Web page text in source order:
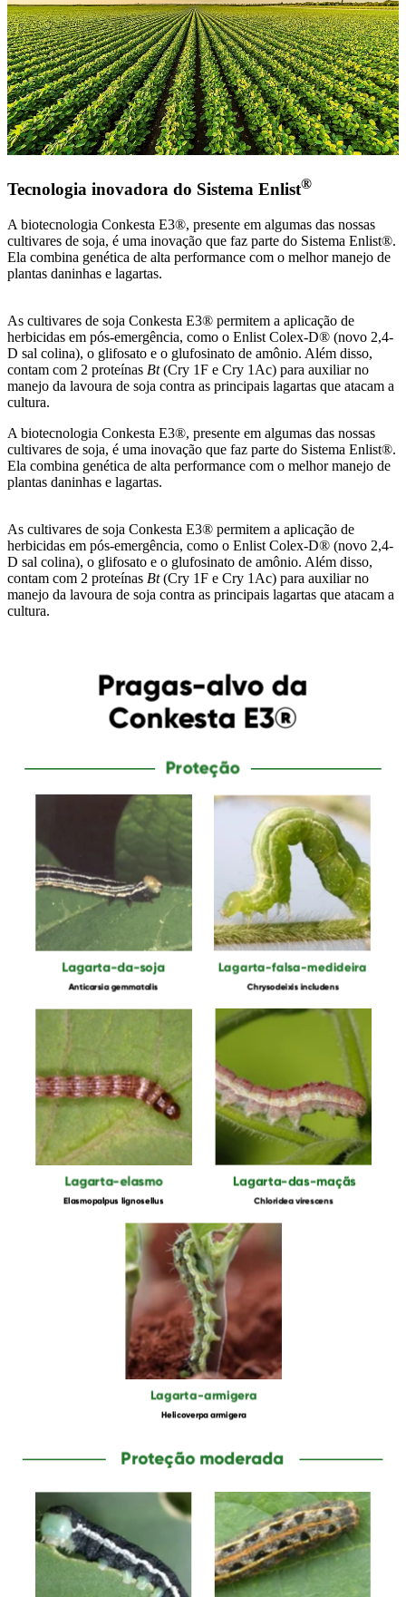
Tecnologia inovadora do Sistema Enlist®
A biotecnologia Conkesta E3®, presente em algumas das nossas
cultivares de soja, é uma inovação que faz parte do Sistema Enlist®.
Ela combina genética de alta performance com o melhor manejo de
plantas daninhas e lagartas.
As cultivares de soja Conkesta E3® permitem a aplicação de
herbicidas em pós-emergência, como o Enlist Colex-D® (novo 2,4-
D sal colina), o glifosato e o glufosinato de amônio. Além disso,
contam com 2 proteínas Bt(Cry 1F e Cry 1Ac) para auxiliar no
manejo da lavoura de soja contra as principais lagartas que atacam a
cultura.
A biotecnologia Conkesta E3®, presente em algumas das nossas
cultivares de soja, é uma inovação que faz parte do Sistema Enlist®.
Ela combina genética de alta performance com o melhor manejo de
plantas daninhas e lagartas.
As cultivares de soja Conkesta E3® permitem a aplicação de
herbicidas em pós-emergência, como o Enlist Colex-D® (novo 2,4-
D sal colina), o glifosato e o glufosinato de amônio. Além disso,
contam com 2 proteínas Bt(Cry 1F e Cry 1Ac) para auxiliar no
manejo da lavoura de soja contra as principais lagartas que atacam a
cultura.